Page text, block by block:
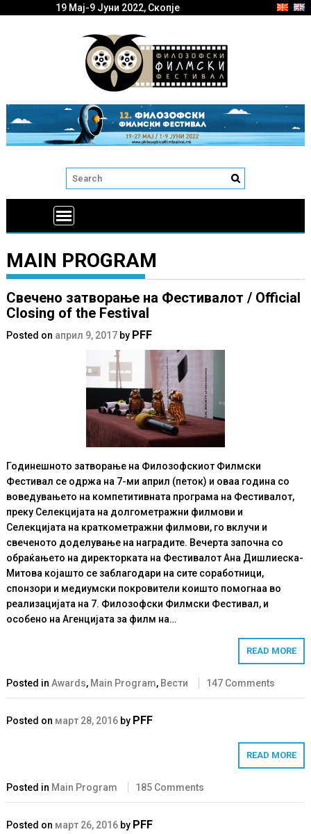
19 Мај-9 Јуни 2022, Скопје
MAIN PROGRAM
Свечено затворање на Фестивалот / Official
Closing of the Festival
Posted on април 9, 2017 by PFF
Годинешното затворање на Филозофскиот Филмски
Фестивал се одржа на 7-ми април (петок) и оваа година со
воведувањето на компетитивната програма на Фестивалот,
преку Селекцијата на долгометражни филмови и
Селекцијата на краткометражни филмови, го вклучи и
свеченото доделување на наградите. Вечерта започна со
обраќањето на директорката на Фестивалот Ана Дишлиеска-
Митова којашто се заблагодари на сите соработници,
спонзори и медиумски покровители коишто помогнаа во
реализацијата на 7. Филозофски Филмски Фестивал, и
особено на Агенцијата за филм на…
READ MORE
Posted inAwards, Main Program, Вести 147 Comments
Posted on март 28, 2016 by PFF
READ MORE
Posted in Main Program 185 Comments
Posted on март 26, 2016 by PFF